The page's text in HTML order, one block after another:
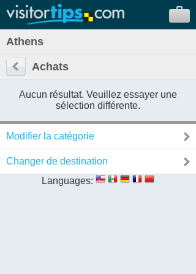
Athens
Achats
Aucun résultat. Veuillez essayer une
sélection différente.
Modifier la catégorie
Changer de destination
Languages: